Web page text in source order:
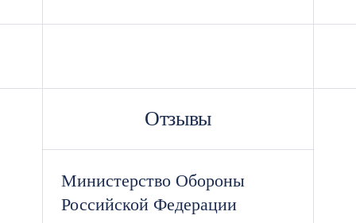
Отзывы
Министерство Обороны
Российской Федерации